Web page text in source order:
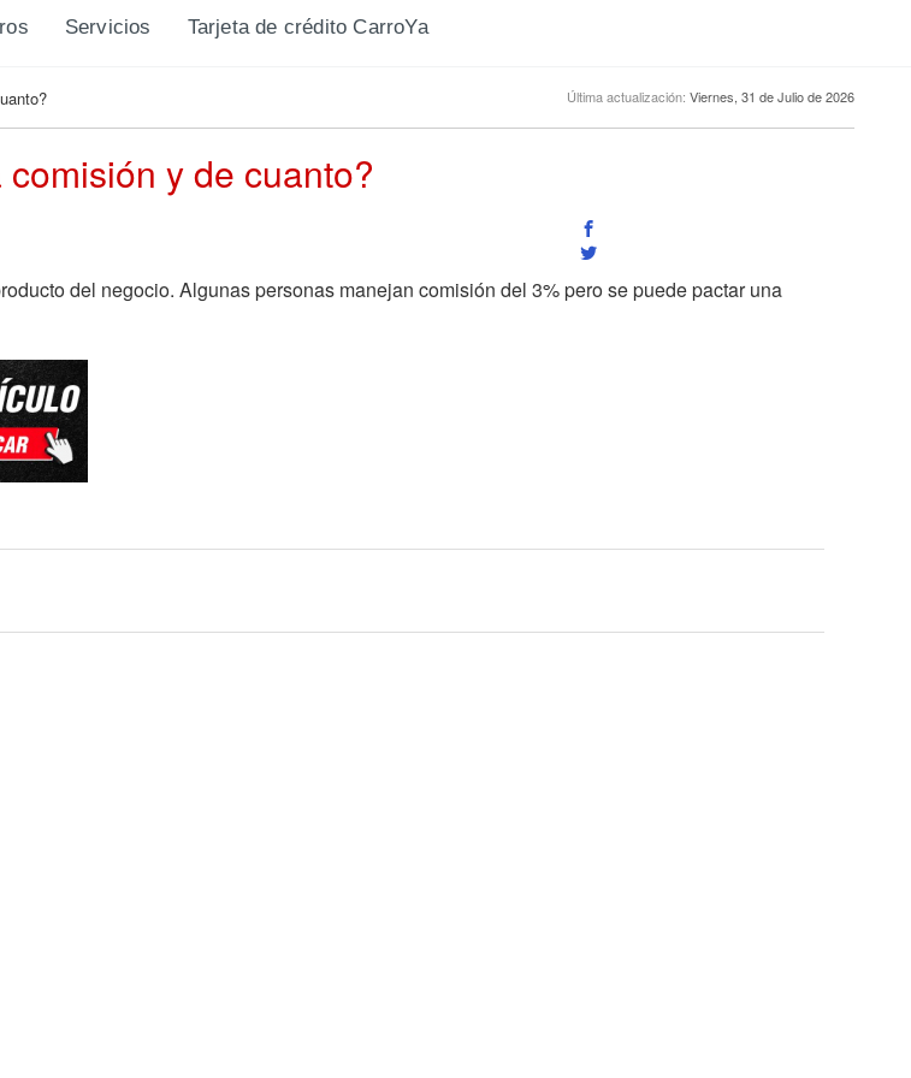
Servicios Tarjeta de crédito CarroYa
Última actualización: Viernes, 31 de Julio de 2026
y de cuanto?
del negocio. Algunas personas manejan comisión del 3% pero se puede pactar una